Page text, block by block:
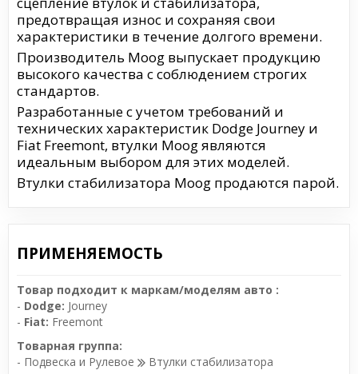
предотвращая износ и сохраняя свои
характеристики в течение долгого времени.
Производитель Moog выпускает продукцию
высокого качества с соблюдением строгих
стандартов.
Разработанные с учетом требований и
технических характеристик Dodge Journey и
Fiat Freemont, втулки Moog являются
идеальным выбором для этих моделей.
Втулки стабилизатора Moog продаются парой.
ПРИМЕНЯЕМОСТЬ
Товар подходит к маркам/моделям авто :
- Dodge: Journey
- Fiat: Freemont
Товарная группа:
- Подвеска и Рулевое
Втулки стабилизатора